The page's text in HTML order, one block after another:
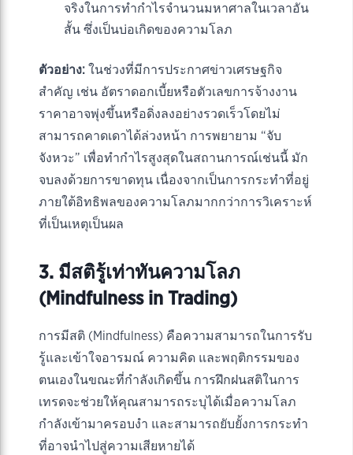
จริงในการทำกำไรจำนวนมหาศาลในเวลาอัน
สั้น ซึ่งเป็นบ่อเกิดของความโลภ
ตัวอย่าง: ในช่วงที่มีการประกาศข่าวเศรษฐกิจ
สำคัญ เช่น อัตราดอกเบี้ยหรือตัวเลขการจ้างงาน
ราคาอาจพุ่งขึ้นหรือดิ่งลงอย่างรวดเร็วโดยไม่
สามารถคาดเดาได้ล่วงหน้า การพยายาม “จับ
จังหวะ” เพื่อทำกำไรสูงสุดในสถานการณ์เช่นนี้ มัก
จบลงด้วยการขาดทุน เนื่องจากเป็นการกระทำที่อยู่
ภายใต้อิทธิพลของความโลภมากกว่าการวิเคราะห์
ที่เป็นเหตุเป็นผล
3. มีสติรู้เท่าทันความโลภ
(Mindfulness in Trading)
การมีสติ (Mindfulness) คือความสามารถในการรับ
รู้และเข้าใจอารมณ์ ความคิด และพฤติกรรมของ
ตนเองในขณะที่กำลังเกิดขึ้น การฝึกฝนสติในการ
เทรดจะช่วยให้คุณสามารถระบุได้เมื่อความโลภ
กำลังเข้ามาครอบงำ และสามารถยับยั้งการกระทำ
ที่อาจนำไปสู่ความเสียหายได้